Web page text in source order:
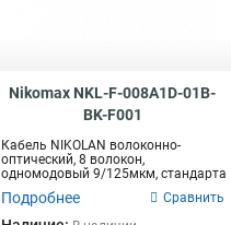
Nikomax NKL-F-008A1D-01B-
BK-F001
Кабель NIKOLAN волоконно-
оптический, 8 волокон,
одномодовый 9/125мкм, стандарта
G.652.D & G...
Подробнее Сравнить